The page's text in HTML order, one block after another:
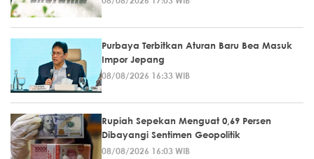
Purbaya Terbitkan Aturan Baru Bea Masuk
Impor Jepang
08/08/2026 16:33 WIB
Rupiah Sepekan Menguat 0,69 Persen
Dibayangi Sentimen Geopolitik
08/08/2026 16:03 WIB